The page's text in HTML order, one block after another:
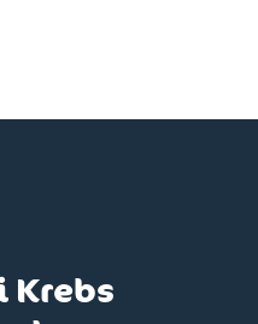
Krebs